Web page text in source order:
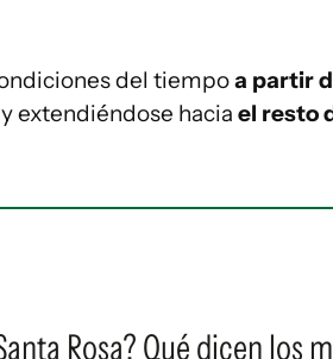
del tiempoa partir
extendiéndose hacia el resto
Rosa? Qué dicen los